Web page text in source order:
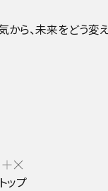
から、未来をどう変え
ップ